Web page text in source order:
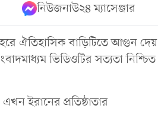
নিউজনাউ২৪ ম্যাসেঞ্জার
ঐতিহাসিক বাড়িটিতে আগুন দেয়
ভিডিওটির সত্যতা নিশ্চিত
ইরানের প্রতিষ্ঠাতার